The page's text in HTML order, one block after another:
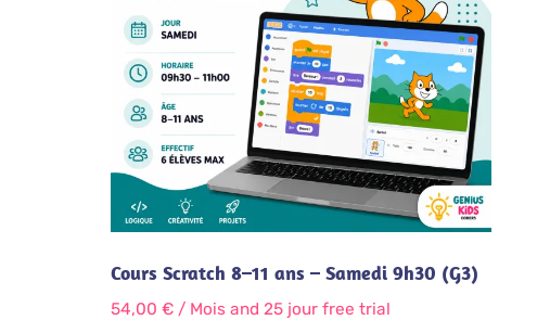
Cours Scratch 8–11 ans – Samedi 9h30 (G3)
54,00 € / Mois and 25 jour free trial